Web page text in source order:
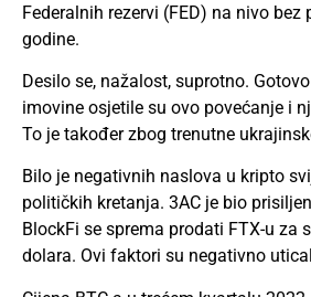
Federalnih rezervi (FED) na nivo bez
godine.
Desilo se, nažalost, suprotno.
imovine osjetile su ovo povećanje i
To je također zbog trenutne
Bilo je negativnih naslova u kripto
političkih kretanja. 3AC je bio
BlockFi se sprema prodati FTX-u za
dolara. Ovi faktori su negativno